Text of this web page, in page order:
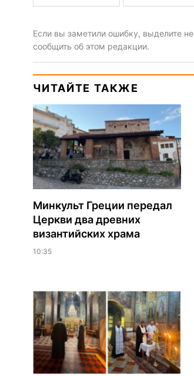
Если вы заметили ошибку, выделите
сообщить об этом редакции.
ЧИТАЙТЕ ТАКЖЕ
Минкульт Греции передал
Церкви два древних
византийских храма
10:35